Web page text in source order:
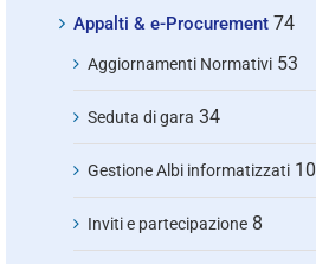
Appalti & e-Procurement 74
Aggiornamenti Normativi 53
Seduta di gara 34
Gestione Albi informatizzati 10
Inviti e partecipazione 8